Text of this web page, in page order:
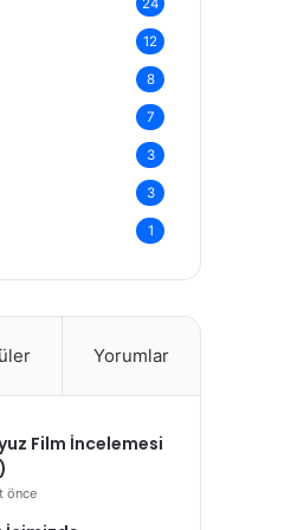
24
12
8
7
3
3
1
Yorumlar
Film İncelemesi
önce